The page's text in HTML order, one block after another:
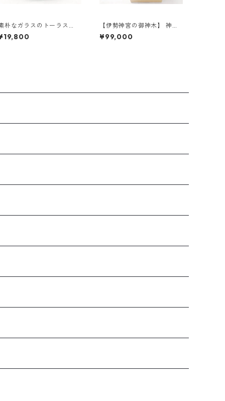
朴なガラスのトーラス
バリ島産）《送料無料》
【伊勢神宮の御神木】 神宮
檜のトーラス 《送料無料》
¥99,000